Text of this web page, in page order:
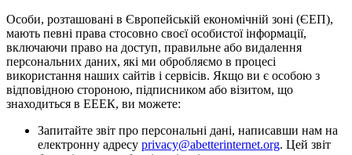
Особи, розташовані в Європейській економічній зоні (ЄЕП),
мають певні права стосовно своєї особистої інформації,
включаючи право на доступ, правильне або видалення
персональних даних, які ми обробляємо в процесі
використання наших сайтів і сервісів. Якщо ви є особою з
відповідною стороною, підписником або візитом, що
знаходиться в ЕЕЕК, ви можете:
Запитайте звіт про персональні дані, написавши нам на
електронну адресу privacy@abetterinternet.org. Цей звіт